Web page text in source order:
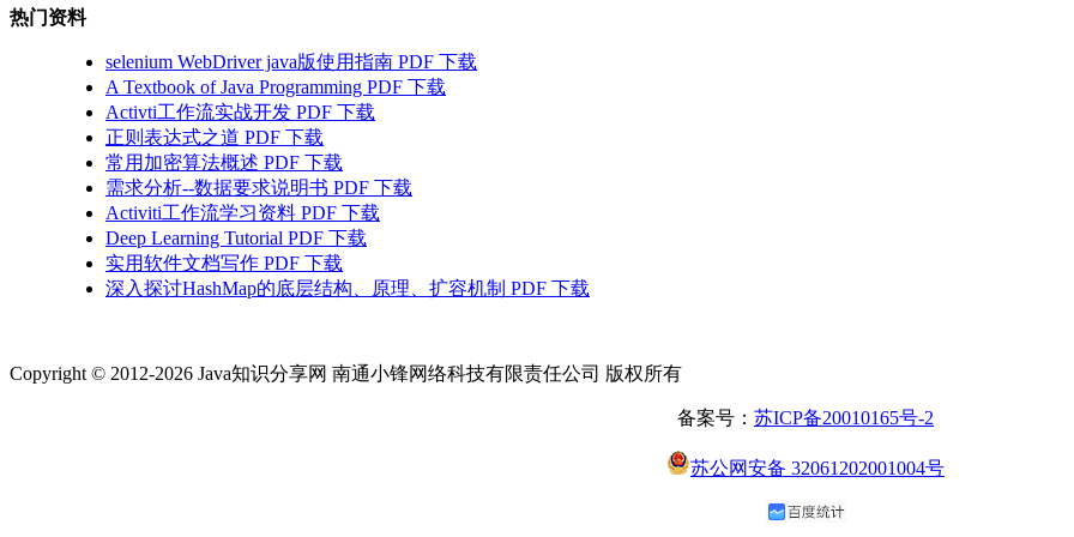
热门资料
selenium WebDriver java版使用指南 PDF 下载
A Textbook of Java Programming PDF 下载
Activti工作流实战开发 PDF 下载
正则表达式之道 PDF 下载
常用加密算法概述 PDF 下载
需求分析--数据要求说明书 PDF 下载
Activiti工作流学习资料 PDF 下载
Deep Learning Tutorial PDF 下载
实用软件文档写作 PDF 下载
深入探讨HashMap的底层结构、原理、扩容机制 PDF 下载
Copyright © 2012-2026 Java知识分享网 南通小锋网络科技有限责任公司 版权所有
备案号： 苏ICP备20010165号-2
苏公网安备 32061202001004号